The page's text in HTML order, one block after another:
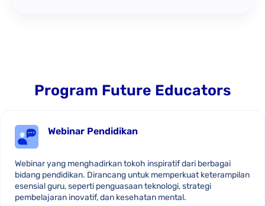
Program Future Educators
Webinar Pendidikan
Webinar yang menghadirkan tokoh inspiratif dari berbagai
bidang pendidikan. Dirancang untuk memperkuat keterampilan
esensial guru, seperti penguasaan teknologi, strategi
pembelajaran inovatif, dan kesehatan mental.